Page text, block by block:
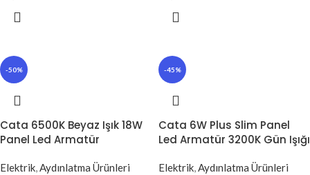
-50%
Cata 6500K Beyaz Işık 18W
Panel Led Armatür
Elektrik,Aydınlatma Ürünleri
-45%
Cata 6W Plus Slim Panel
Led Armatür 3200K Gün Işığı
Elektrik,Aydınlatma Ürünleri